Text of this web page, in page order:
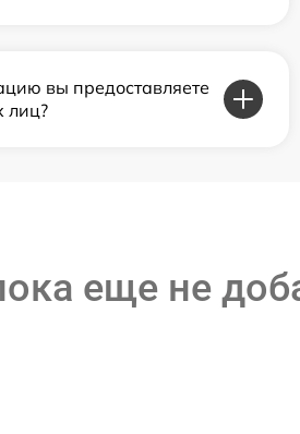
вы предоставляете
лиц?
еще не